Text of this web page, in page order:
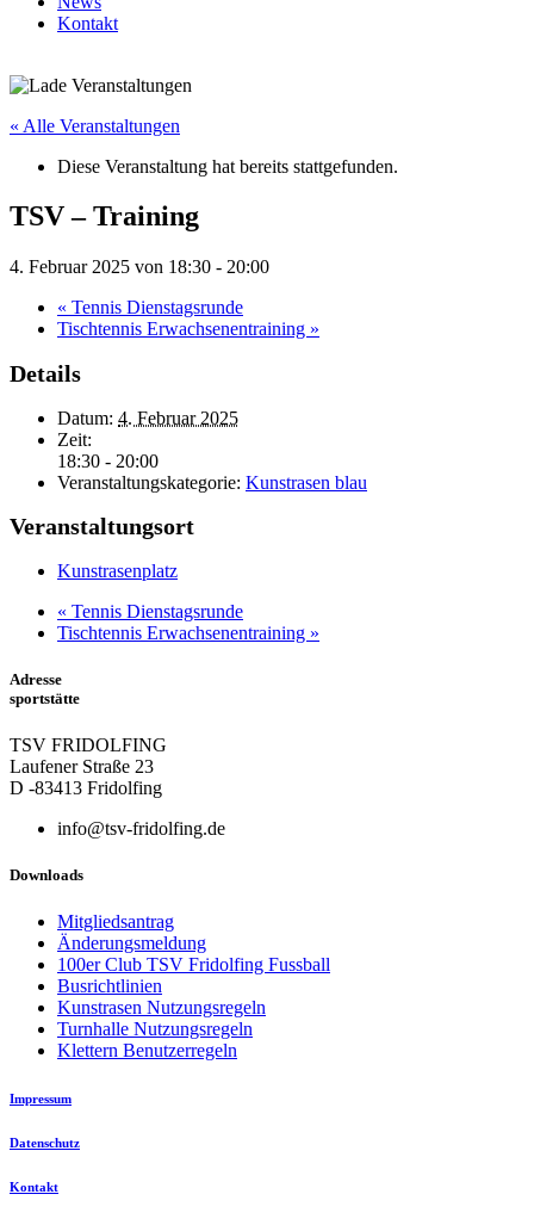
Kontakt
« Alle Veranstaltungen
Diese Veranstaltung hat bereits stattgefunden.
TSV – Training
4. Februar 2025 von 18:30 - 20:00
« Tennis Dienstagsrunde
Tischtennis Erwachsenentraining »
Details
Datum: 4. Februar 2025
Zeit:
18:30 - 20:00
Veranstaltungskategorie: Kunstrasen blau
Veranstaltungsort
Kunstrasenplatz
« Tennis Dienstagsrunde
Tischtennis Erwachsenentraining »
Adresse
sportstätte
TSV FRIDOLFING
Laufener Straße 23
D -83413 Fridolfing
info@tsv-fridolfing.de
Downloads
Mitgliedsantrag
Änderungsmeldung
100er Club TSV Fridolfing Fussball
Busrichtlinien
Kunstrasen Nutzungsregeln
Turnhalle Nutzungsregeln
Klettern Benutzerregeln
Impressum
Datenschutz
Kontakt